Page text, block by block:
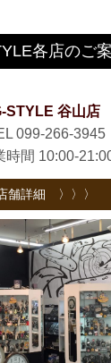
各店のご
STYLE 谷山店
099-266-3945
時間 10:00-
舗詳細 〉〉〉